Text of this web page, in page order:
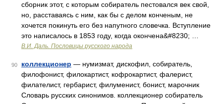
сборник этот, с которым собиратель пестовался век свой,
но, расставаясь с ним, как бы с делом конченым, не
хочется покинуть его без напутного словечка. Вступление
это написалось в 1853 году, когда окончена&#8230; …
В.И. Даль. Пословицы русского народа
90 коллекционер — нумизмат, дискофил, собиратель,
филофонист, филокартист, кофрокартист, фалерист,
филателист, гербарист, филуменист, бонист, марочник
Словарь русских синонимов. коллекционер собиратель